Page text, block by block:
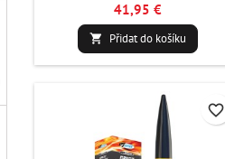
41,95 €
 Přidat do košíku
favorite_border